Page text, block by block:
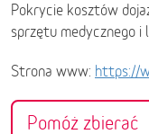
Pokrycie kosztów
sprzętu medycznego
Strona www: https://
Pomóż zbierać